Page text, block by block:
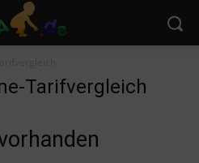
Tarifvergleich